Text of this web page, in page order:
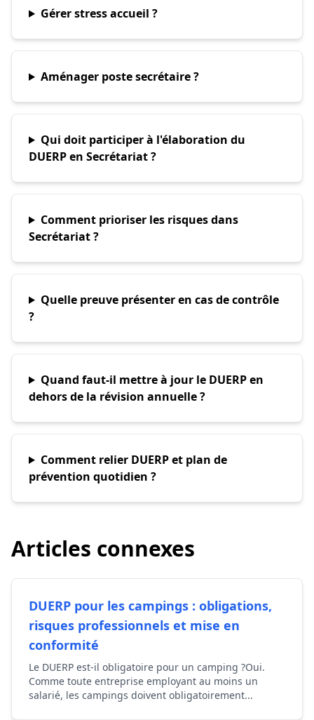
Gérer stress accueil ?
Aménager poste secrétaire ?
Qui doit participer à l'élaboration du
DUERP en Secrétariat ?
Comment prioriser les risques dans
Secrétariat ?
Quelle preuve présenter en cas de contrôle
?
Quand faut-il mettre à jour le DUERP en
dehors de la révision annuelle ?
Comment relier DUERP et plan de
prévention quotidien ?
Articles connexes
DUERP pour les campings : obligations,
risques professionnels et mise en
conformité
Le DUERP est-il obligatoire pour un camping ?Oui.
Comme toute entreprise employant au moins un
salarié, les campings doivent obligatoirement...